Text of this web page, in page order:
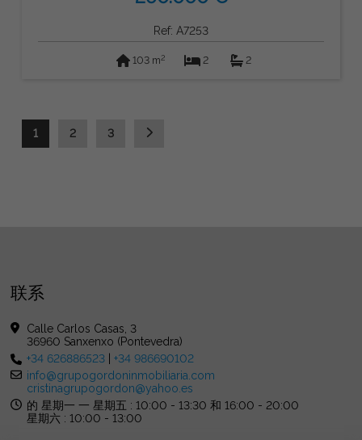
Ref: A7253
103 m2 2 2
1 2 3
联系
Calle Carlos Casas, 3
36960 Sanxenxo (Pontevedra)
+34 626886523 |+34 986690102
info@grupogordoninmobiliaria.com
cristinagrupogordon@yahoo.es
的 星期一 一 星期五 : 10:00 - 13:30 和 16:00 - 20:00
星期六 : 10:00 - 13:00